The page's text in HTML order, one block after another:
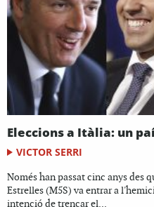
Eleccions a Itàlia: un
VICTOR SERRI
Només han passat cinc anys
Estrelles (M5S) va entrar a
intenció de trencar el...